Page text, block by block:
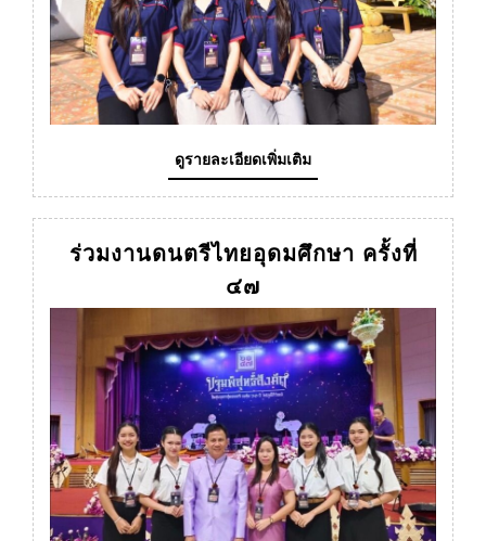
ดูรายละเอียดเพิ่มเติมดู
ราย
เติม
ร่วมงานดนตรีไทยอุดมศึกษา ครั้งที่
๔๗
งาน
ดนตรี
ไทย
อุดมศึกษา
ครั้ง
ที่
๔๗